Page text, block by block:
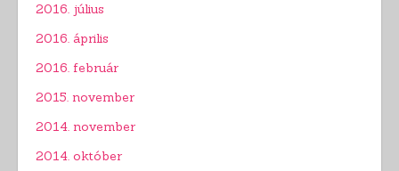
2016. július
2016. április
2016. február
2015. november
2014. november
2014. október